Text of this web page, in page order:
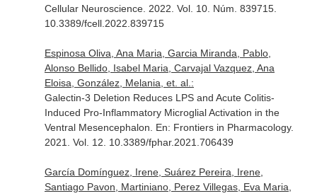
Cellular Neuroscience. 2022. Vol. 10. Núm. 839715.
10.3389/fcell.2022.839715
Espinosa Oliva, Ana Maria, Garcia Miranda, Pablo,
Alonso Bellido, Isabel Maria, Carvajal Vazquez, Ana
Eloisa, González, Melania, et. al.:
Galectin-3 Deletion Reduces LPS and Acute Colitis-
Induced Pro-Inflammatory Microglial Activation in the
Ventral Mesencephalon. En: Frontiers in Pharmacology.
2021. Vol. 12. 10.3389/fphar.2021.706439
García Domínguez, Irene, Suárez Pereira, Irene,
Santiago Pavon, Martiniano, Perez Villegas, Eva Maria,